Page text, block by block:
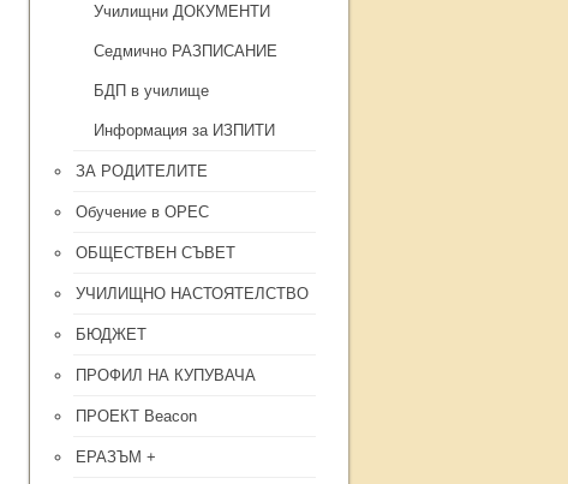
Училищни ДОКУМЕНТИ
Седмично РАЗПИСАНИЕ
БДП в училище
Информация за ИЗПИТИ
ЗА РОДИТЕЛИТЕ
Обучение в ОРЕС
ОБЩЕСТВЕН СЪВЕТ
УЧИЛИЩНО НАСТОЯТЕЛСТВО
БЮДЖЕТ
ПРОФИЛ НА КУПУВАЧА
ПРОЕКТ Beacon
ЕРАЗЪМ +